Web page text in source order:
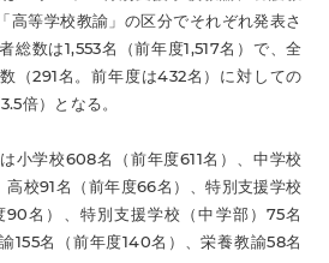
高等学校教諭」の区分でそれぞれ発表さ
総数は1,553名（前年度1,517名）で、全
（291名。前年度は432名）に対しての
倍）となる。
小学校608名（前年度611名）、中学校
校91名（前年度66名）、特別支援学校
90名）、特別支援学校（中学部）75名
155名（前年度140名）、栄養教諭58名